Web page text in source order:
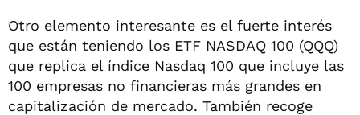
Otro elemento interesante es el fuerte interés
que están teniendo los ETF NASDAQ 100 (QQQ)
que replica el índice Nasdaq 100 que incluye las
100 empresas no financieras más grandes en
capitalización de mercado. También recoge